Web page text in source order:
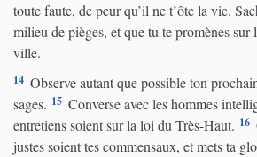
toute faute, de peur qu’il ne t’ôte la vie.
milieu de pièges, et que tu te promènes sur
ville.
14 Observe autant que possible ton
sages. 15 Converse avec les hommes
entretiens soient sur la loi du Très-Haut. 16
justes soient tes commensaux, et mets ta